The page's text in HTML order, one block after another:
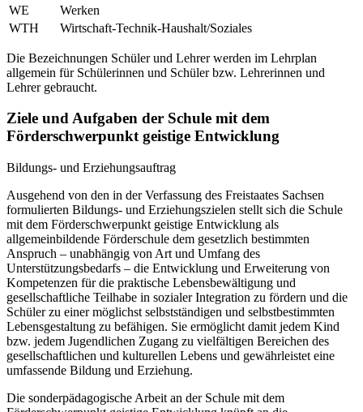
WE
Werken
WTH
Wirtschaft-Technik-Haushalt/Soziales
Die Bezeichnungen Schüler und Lehrer werden im Lehrplan
allgemein für Schülerinnen und Schüler bzw. Lehrerinnen und
Lehrer gebraucht.
Ziele und Aufgaben der Schule mit dem
Förderschwerpunkt geistige Entwicklung
Bildungs- und Erziehungsauftrag
Ausgehend von den in der Verfassung des Freistaates Sachsen
formulierten Bildungs- und Erziehungszielen stellt sich die Schule
mit dem Förderschwerpunkt geistige Entwicklung als
allgemeinbildende Förderschule dem gesetzlich bestimmten
Anspruch – unabhängig von Art und Umfang des
Unterstützungsbedarfs – die Entwicklung und Erweiterung von
Kompetenzen für die praktische Lebensbewältigung und
gesellschaftliche Teilhabe in sozialer Integration zu fördern und die
Schüler zu einer möglichst selbstständigen und selbstbestimmten
Lebensgestaltung zu befähigen. Sie ermöglicht damit jedem Kind
bzw. jedem Jugendlichen Zugang zu vielfältigen Bereichen des
gesellschaftlichen und kulturellen Lebens und gewährleistet eine
umfassende Bildung und Erziehung.
Die sonderpädagogische Arbeit an der Schule mit dem